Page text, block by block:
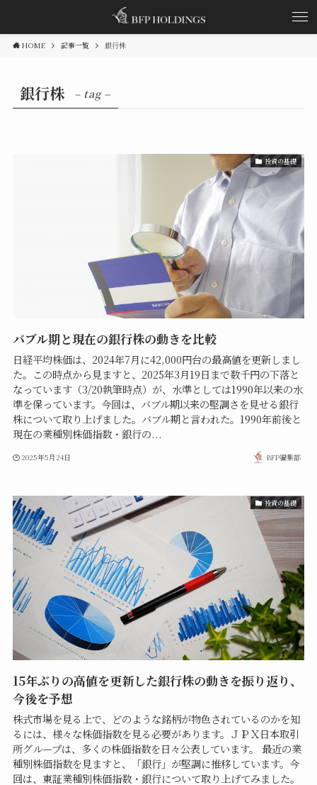
HOME 記事一覧 銀行株
銀行株 – tag –
投資の基礎
バブル期と現在の銀行株の動きを比較
日経平均株価は、2024年7月に42,000円台の最高値を更新しまし
た。この時点から見ますと、2025年3月19日まで数千円の下落と
なっています（3/20執筆時点）が、水準としては1990年以来の水
準を保っています。今回は、バブル期以来の堅調さを見せる銀行
株について取り上げました。バブル期と言われた。1990年前後と
現在の業種別株価指数・銀行の...
2025年5月24日 BFP編集部
投資の基礎
15年ぶりの高値を更新した銀行株の動きを振り返り、
今後を予想
株式市場を見る上で、どのような銘柄が物色されているのかを知
るには、様々な株価指数を見る必要があります。ＪＰＸ日本取引
所グループは、多くの株価指数を日々公表しています。 最近の業
種別株価指数を見ますと、「銀行」が堅調に推移しています。今
回は、東証業種別株価指数・銀行について取り上げてみました。